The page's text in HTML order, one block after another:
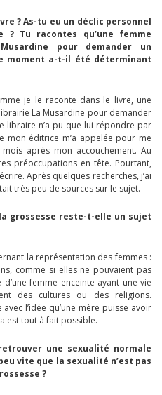
? As-tu eu un déclic personnel
? Tu racontes qu’une femme
pour demander un
moment a-t-il été déterminant
je le raconte dans le livre, une
La Musardine pour demander
libraire n’a pu que lui répondre par
mon éditrice m’a appelée pour me
après mon accouchement. Au
préoccupations en tête. Pourtant,
Après quelques recherches, j’ai
très peu de sources sur le sujet.
grossesse reste-t-elle un sujet
la représentation des femmes :
comme si elles ne pouvaient pas
femme enceinte ayant une vie
des cultures ou des religions.
l’idée qu’une mère puisse avoir
est tout à fait possible.
une sexualité normale
vite que la sexualité n’est pas
?